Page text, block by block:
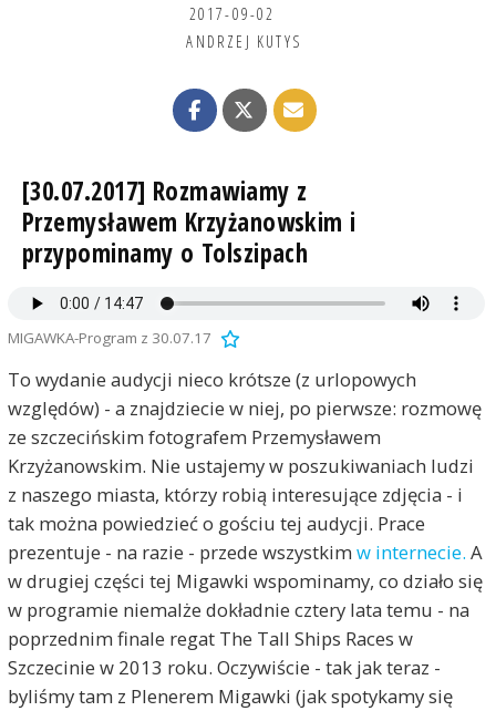
2017-09-02
ANDRZEJ KUTYS
[30.07.2017] Rozmawiamy z
Przemysławem Krzyżanowskim i
przypominamy o Tolszipach
MIGAWKA-Program z 30.07.17
To wydanie audycji nieco krótsze (z urlopowych
względów) - a znajdziecie w niej, po pierwsze: rozmowę
ze szczecińskim fotografem Przemysławem
Krzyżanowskim. Nie ustajemy w poszukiwaniach ludzi
z naszego miasta, którzy robią interesujące zdjęcia - i
tak można powiedzieć o gościu tej audycji. Prace
prezentuje - na razie - przede wszystkim w internecie. A
w drugiej części tej Migawki wspominamy, co działo się
w programie niemalże dokładnie cztery lata temu - na
poprzednim finale regat The Tall Ships Races w
Szczecinie w 2013 roku. Oczywiście - tak jak teraz -
byliśmy tam z Plenerem Migawki (jak spotykamy się